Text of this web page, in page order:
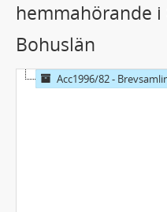
hemmahörande i
Bohuslän
Acc1996/82 - Brevsamling, flera